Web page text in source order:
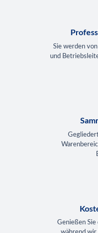
Sie werden
und
Genießen Sie